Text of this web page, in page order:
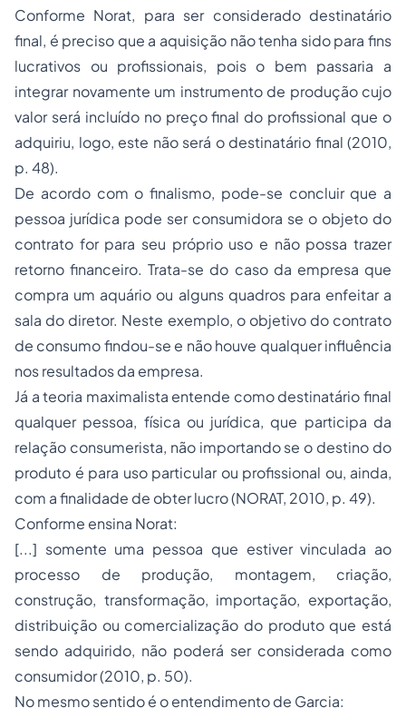
Conforme Norat, para ser considerado destinatário
final, é preciso que a aquisição não tenha sido para fins
lucrativos ou profissionais, pois o bem passaria a
integrar novamente um instrumento de produção cujo
valor será incluído no preço final do profissional que o
adquiriu, logo, este não será o destinatário final (2010,
p. 48).
De acordo com o finalismo, pode-se concluir que a
pessoa jurídica pode ser consumidora se o objeto do
contrato for para seu próprio uso e não possa trazer
retorno financeiro. Trata-se do caso da empresa que
compra um aquário ou alguns quadros para enfeitar a
sala do diretor. Neste exemplo, o objetivo do contrato
de consumo findou-se e não houve qualquer influência
nos resultados da empresa.
Já a teoria maximalista entende como destinatário final
qualquer pessoa, física ou jurídica, que participa da
relação consumerista, não importando se o destino do
produto é para uso particular ou profissional ou, ainda,
com a finalidade de obter lucro (NORAT, 2010, p. 49).
Conforme ensina Norat:
[...] somente uma pessoa que estiver vinculada ao
processo de produção, montagem, criação,
construção, transformação, importação, exportação,
distribuição ou comercialização do produto que está
sendo adquirido, não poderá ser considerada como
consumidor (2010, p. 50).
No mesmo sentido é o entendimento de Garcia: